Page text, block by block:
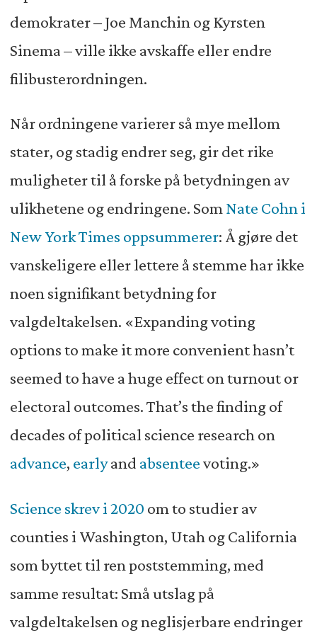
demokrater – Joe Manchin og Kyrsten
Sinema – ville ikke avskaffe eller endre
filibusterordningen.
Når ordningene varierer så mye mellom
stater, og stadig endrer seg, gir det rike
muligheter til å forske på betydningen av
ulikhetene og endringene. SomNate Cohn i
New York Times oppsummerer: Å gjøre det
vanskeligere eller lettere å stemme har ikke
noen signifikant betydning for
valgdeltakelsen. «Expanding voting
options to make it more convenient hasn’t
seemed to have a huge effect on turnout or
electoral outcomes. That’s the finding of
decades of political science research on
advance, earlyand absenteevoting.»
Science skrev i 2020 om to studier av
counties i Washington, Utah og California
som byttet til ren poststemming, med
samme resultat: Små utslag på
valgdeltakelsen og neglisjerbare endringer